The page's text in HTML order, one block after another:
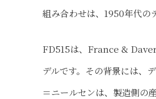
組み合わせは、1950年代の
FD515は、France &
デルです。その背景には、
＝ニールセンは、製造側の